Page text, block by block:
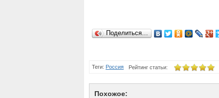
Поделиться…
Теги: Россия Рейтинг статьи:
Похожое: